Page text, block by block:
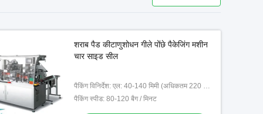
शराब पैड कीटाणुशोधन गीले पोंछे पैकेजिंग मशीन
चार साइड सील
पैकिंग विनिर्देश: एल: 40-140 मिमी (अधिकतम 220 मिमी) डब्ल्यू: 40-100 मिमी
पैकिंग स्पीड: 80-120 बैग / मिनट